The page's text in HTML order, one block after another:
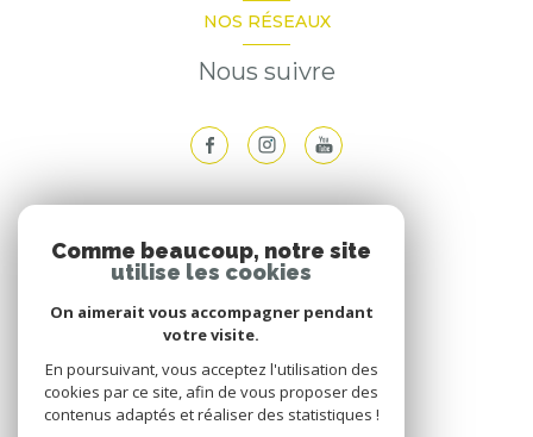
NOS RÉSEAUX
Nous suivre
Nous adhérons
Comme beaucoup, notre site
utilise les cookies
On aimerait vous accompagner pendant
votre visite.
En poursuivant, vous acceptez l'utilisation des
cookies par ce site, afin de vous proposer des
contenus adaptés et réaliser des statistiques !